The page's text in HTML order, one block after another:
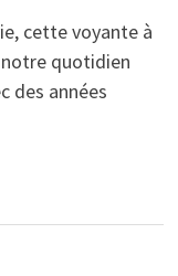
cette voyante à
quotidien
des années